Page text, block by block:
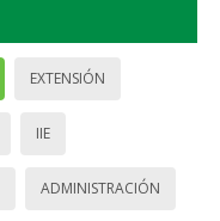
EXTENSIÓN
IIE
ADMINISTRACIÓN